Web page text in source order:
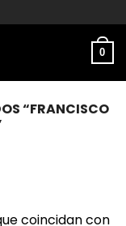
0
“FRANCISCO
coincidan con